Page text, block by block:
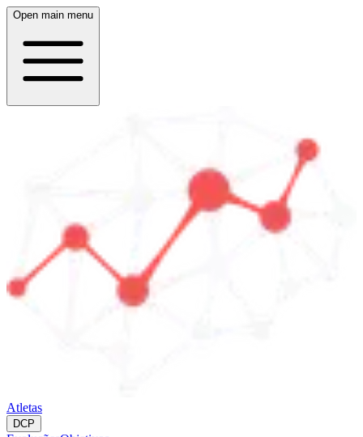
Open main menu
Atletas
DCP